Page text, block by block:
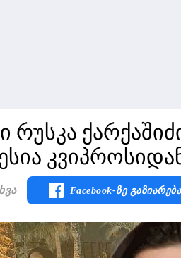
Facebook-Ზე Გაზიარება